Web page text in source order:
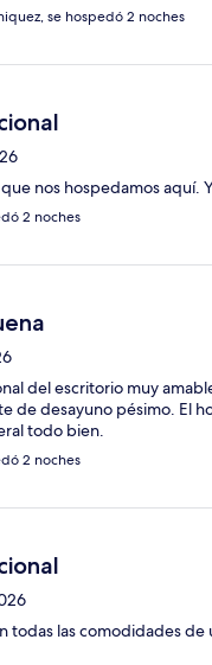
se hospedó 2 noches
nos hospedamos aquí.
2 noches
del escritorio muy
de desayuno pésimo. El
todo bien.
2 noches
todas las comodidades de